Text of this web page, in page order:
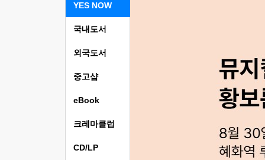
YES NOW
국내도서
외국도서
중고샵
eBook
크레마클럽
CD/LP